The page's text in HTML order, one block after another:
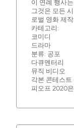
이 연례 행사
그것은 모든
로벌 영화 제
카테고리:
코미디
드라마
분류: 공포
다큐멘터리
뮤직 비디오
각본 콘테스
피오프 2020